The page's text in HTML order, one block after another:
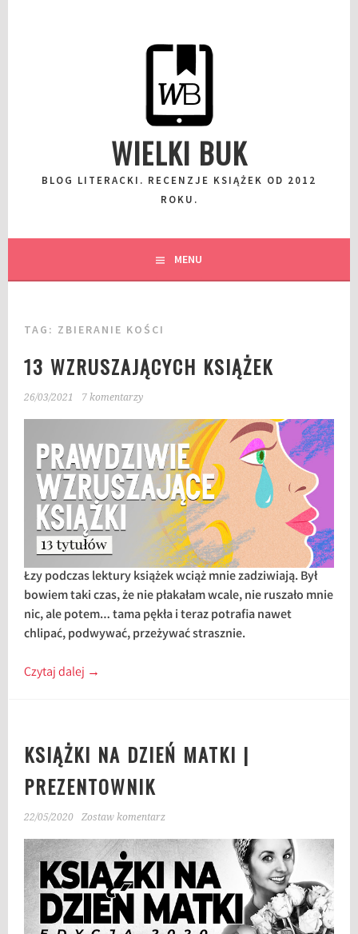
WIELKI BUK
BLOG LITERACKI. RECENZJE KSIĄŻEK OD 2012
ROKU.
MENU
TAG: ZBIERANIE KOŚCI
13 WZRUSZAJĄCYCH KSIĄŻEK
26/03/2021 7 komentarzy
Łzy podczas lektury książek wciąż mnie zadziwiają. Był
bowiem taki czas, że nie płakałam wcale, nie ruszało mnie
nic, ale potem… tama pękła i teraz potrafia nawet
chlipać, podwywać, przeżywać strasznie.
Czytaj dalej →
KSIĄŻKI NA DZIEŃ MATKI |
PREZENTOWNIK
22/05/2020 Zostaw komentarz